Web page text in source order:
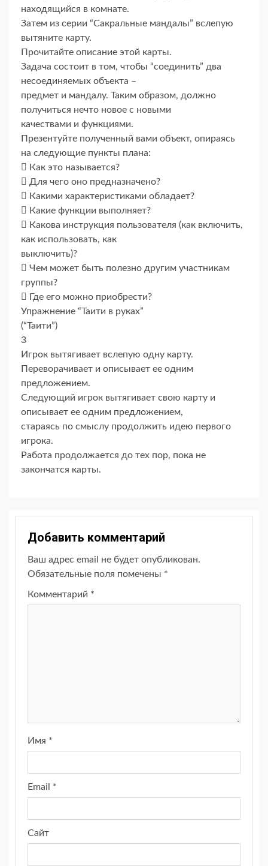
находящийся в комнате.
Затем из серии “Сакральные мандалы” вслепую
вытяните карту.
Прочитайте описание этой карты.
Задача состоит в том, чтобы “соединить” два
несоединяемых объекта –
предмет и мандалу. Таким образом, должно
получиться нечто новое с новыми
качествами и функциями.
Презентуйте полученный вами объект, опираясь
на следующие пункты плана:
 Как это называется?
 Для чего оно предназначено?
 Какими характеристиками обладает?
 Какие функции выполняет?
 Какова инструкция пользователя (как включить,
как использовать, как
выключить)?
 Чем может быть полезно другим участникам
группы?
 Где его можно приобрести?
Упражнение “Таити в руках”
(“Таити”)
3
Игрок вытягивает вслепую одну карту.
Переворачивает и описывает ее одним
предложением.
Следующий игрок вытягивает свою карту и
описывает ее одним предложением,
стараясь по смыслу продолжить идею первого
игрока.
Работа продолжается до тех пор, пока не
закончатся карты.
Добавить комментарий
Ваш адрес email не будет опубликован.
Обязательные поля помечены *
Комментарий *
Имя *
Email *
Сайт